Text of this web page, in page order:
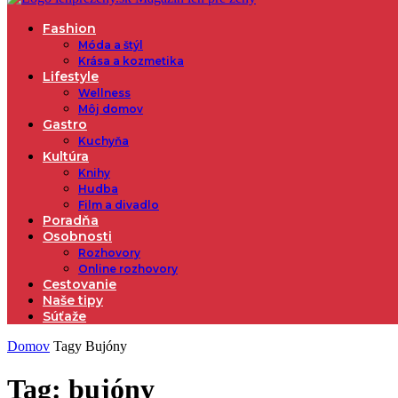
Fashion
Móda a štýl
Krása a kozmetika
Lifestyle
Wellness
Môj domov
Gastro
Kuchyňa
Kultúra
Knihy
Hudba
Film a divadlo
Poradňa
Osobnosti
Rozhovory
Online rozhovory
Cestovanie
Naše tipy
Súťaže
Domov Tagy Bujóny
Tag: bujóny